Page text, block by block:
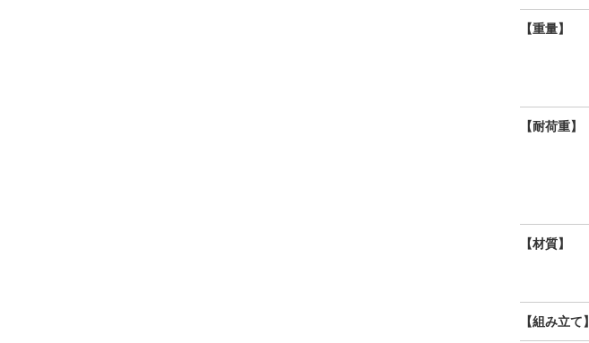
【重量】
【耐荷重】
【材質】
【組み立て】